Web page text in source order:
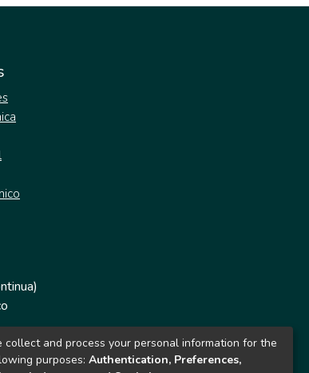
collect and process your personal information for the
purposes: Authentication, Preferences,